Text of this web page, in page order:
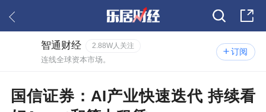
订阅
智通财经 2.88W人关注
连线全球资本市场。
国信证券：AI产业快速迭代 持续看